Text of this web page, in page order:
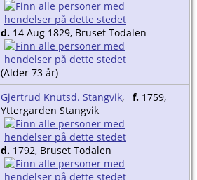
d. 14 Aug 1829, Bruset Todalen
(Alder 73 år)
Gjertrud Knutsd. Stangvik, f. 1759,
Yttergarden Stangvik
d. 1792, Bruset Todalen